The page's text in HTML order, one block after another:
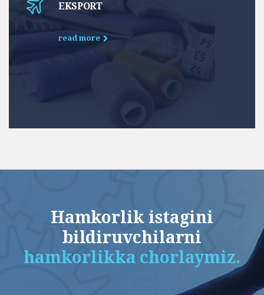
EKSPORT
read more
Hamkorlik istagini
bildiruvchilarni
hamkorlikka chorlaymiz.